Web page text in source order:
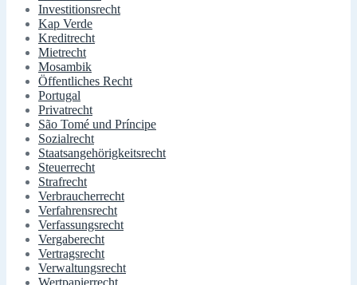
Investitionsrecht
Kap Verde
Kreditrecht
Mietrecht
Mosambik
Öffentliches Recht
Portugal
Privatrecht
São Tomé und Príncipe
Sozialrecht
Staatsangehörigkeitsrecht
Steuerrecht
Strafrecht
Verbraucherrecht
Verfahrensrecht
Verfassungsrecht
Vergaberecht
Vertragsrecht
Verwaltungsrecht